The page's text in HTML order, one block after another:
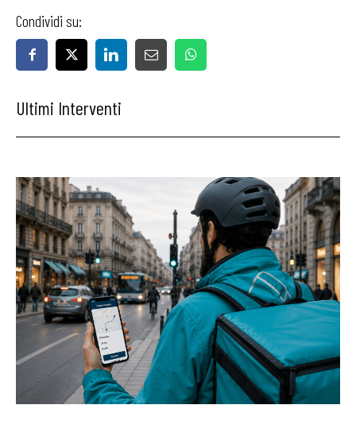
Condividi su:
Ultimi Interventi